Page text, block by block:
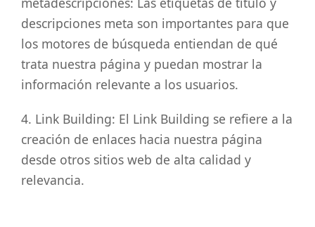
descripciones meta son importantes para que
los motores de búsqueda entiendan de qué
trata nuestra página y puedan mostrar la
información relevante a los usuarios.
4. Link Building: El Link Building se refiere a la
creación de enlaces hacia nuestra página
desde otros sitios web de alta calidad y
relevancia.